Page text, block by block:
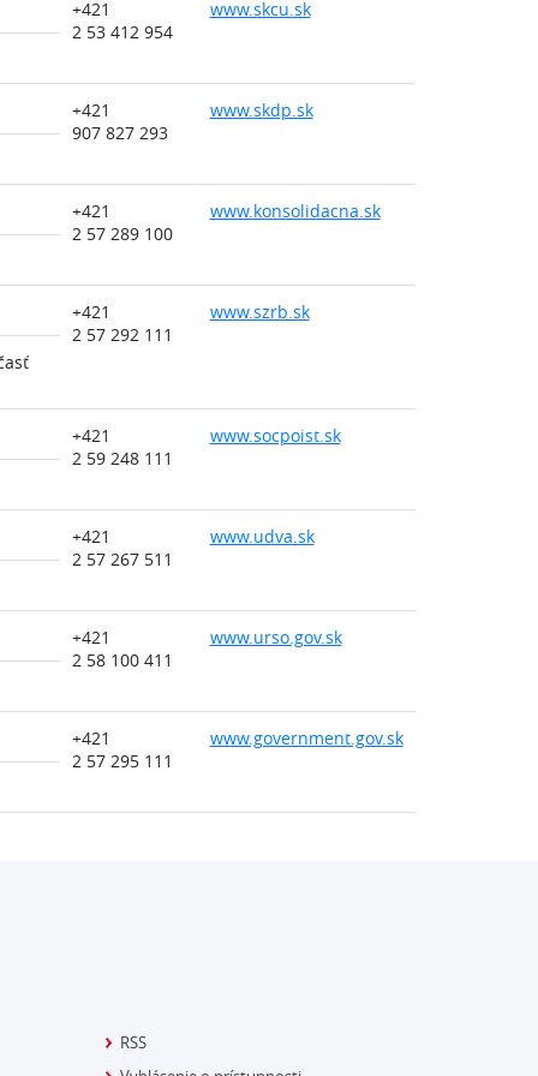
+421
2 53 412 954
www.skcu.sk
+421
907 827 293
www.skdp.sk
+421
2 57 289 100
www.konsolidacna.sk
+421
2 57 292 111
www.szrb.sk
+421
2 59 248 111
www.socpoist.sk
+421
2 57 267 511
www.udva.sk
+421
2 58 100 411
www.urso.gov.sk
+421
2 57 295 111
www.government.gov.sk
RSS